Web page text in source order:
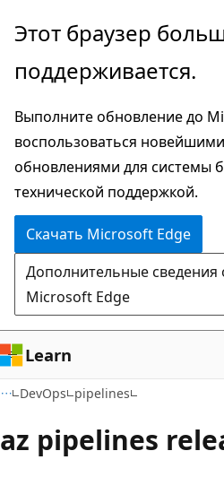
Пропустить
перейти
основному
содержимому
Переход
навигации
странице
Этот браузер
поддерживается.
Выполните обновление до
воспользоваться
обновлениями для системы
технической поддержкой.
Скачать Microsoft Edge
Дополнительные
Microsoft Edge
Learn
DevOps pipelines
az pipelines